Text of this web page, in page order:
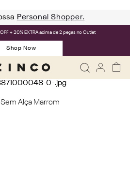
Personal Shopper.
+ 20% EXTRA acima de 2 peças no Outlet
Shop Now
Alça Marrom